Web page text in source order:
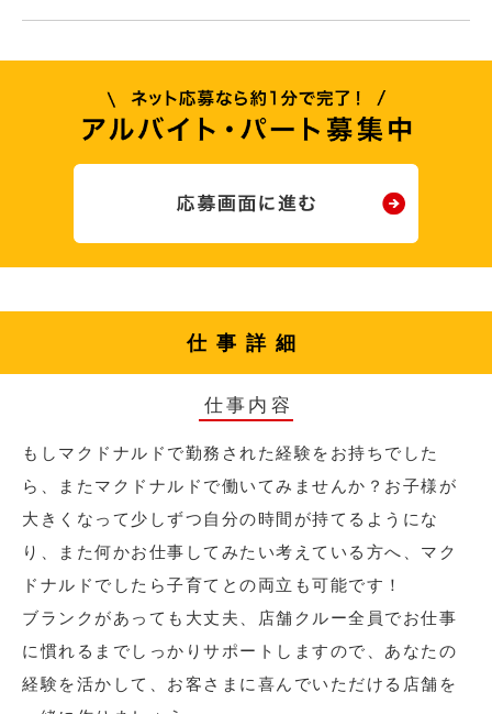
仕事詳細
仕事内容
もしマクドナルドで勤務された経験をお持ちでした
ら、またマクドナルドで働いてみませんか？お子様が
大きくなって少しずつ自分の時間が持てるようにな
り、また何かお仕事してみたい考えている方へ、マク
ドナルドでしたら子育てとの両立も可能です！
ブランクがあっても大丈夫、店舗クルー全員でお仕事
に慣れるまでしっかりサポートしますので、あなたの
経験を活かして、お客さまに喜んでいただける店舗を